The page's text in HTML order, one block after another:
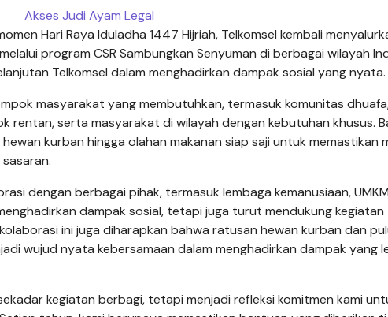
Akses Judi Ayam Legal
Hari Raya Iduladha 1447 Hijriah, Telkomsel kembali
program CSR Sambungkan Senyuman di berbagai wilayah
Telkomsel dalam menghadirkan dampak sosial yang nyata.
masyarakat yang membutuhkan, termasuk komunitas
rentan, serta masyarakat di wilayah dengan kebutuhan khusus.
kurban hingga olahan makanan siap saji untuk memastikan
dengan berbagai pihak, termasuk lembaga kemanusiaan,
dampak sosial, tetapi juga turut mendukung kegiatan
ini juga diharapkan bahwa ratusan hewan kurban dan
wujud nyata kebersamaan dalam menghadirkan dampak yang
kegiatan berbagi, tetapi menjadi refleksi komitmen kami